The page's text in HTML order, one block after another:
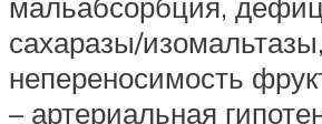
сахаразы/изомальтазы,
непереносимость
– артериальная